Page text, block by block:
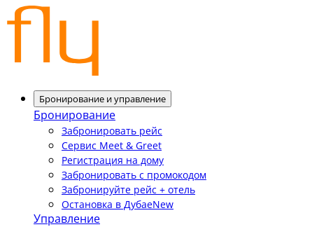
Бронирование и управление
Бронирование
Забронировать рейс
Сервис Meet & Greet
Регистрация на дому
Забронировать с промокодом
Забронируйте рейс + отель
Остановка в ДубаеNew
Управление